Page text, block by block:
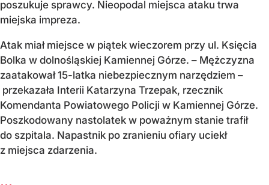
poszukuje sprawcy. Nieopodal miejsca ataku trwa
miejska impreza.
Atak miał miejsce w piątek wieczorem przy ul. Księcia
Bolka w dolnośląskiej Kamiennej Górze. – Mężczyzna
zaatakował 15-latka niebezpiecznym narzędziem –
przekazała Interii Katarzyna Trzepak, rzecznik
Komendanta Powiatowego Policji w Kamiennej Górze.
Poszkodowany nastolatek w poważnym stanie trafił
do szpitala. Napastnik po zranieniu ofiary uciekł
z miejsca zdarzenia.